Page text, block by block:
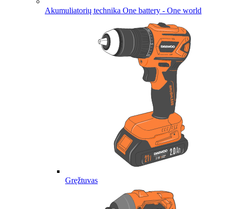
Akumuliatorių technika One battery - One world
Gręžtuvas